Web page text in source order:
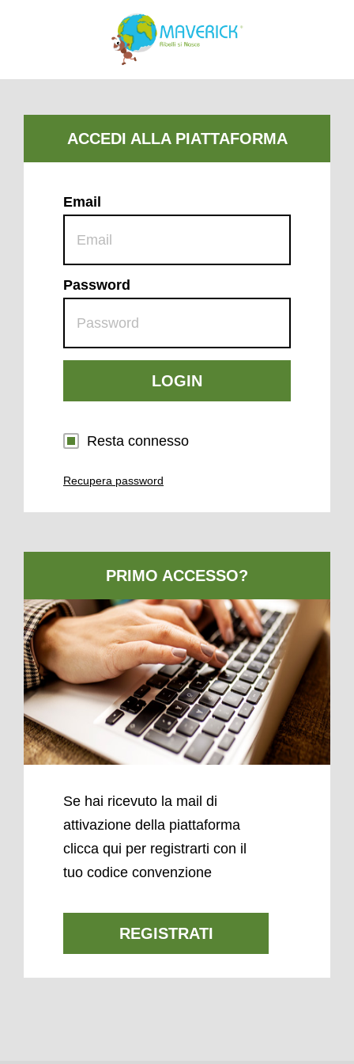
Email
Password
LOGIN
Resta connesso
Recupera password
Se hai ricevuto la mail di
attivazione della piattaforma
clicca qui per registrarti con il
tuo codice convenzione
REGISTRATI